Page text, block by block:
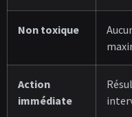
Non toxique
Action
immédiate